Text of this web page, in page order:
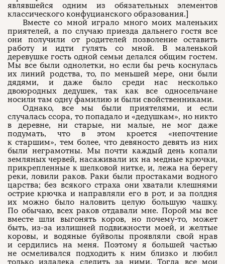
являвшейся одним из обязательных элементов
классического конфуцианского образования.]
Вместе со мной играло много моих маленьких
приятелей, а по случаю приезда дальнего гостя все
они получили от родителей позволение оставить
работу и идти гулять со мной. В маленькой
деревушке гость одной семьи делался общим гостем.
Мы все были однолетки, но если бы речь коснулась
их линий родства, то, по меньшей мере, они были
дядями, и даже было среди нас несколько
двоюродных дедушек, так как все односельчане
носили там одну фамилию и были свойственниками.
Однако, все мы были приятелями, и если
случалась ссора, то попадало и «дедушкам», но никто
в деревне, ни старые, ни малые, не мог даже
подумать, что в этом кроется «непочтение
к старшим», тем более, что девяносто девять из них
были неграмотны. Мы почти каждый день копали
земляных червей, насаживали их на медные крючки,
прикрепленные к шелковой нитке, и, лежа на берегу
реки, ловили раков. Раки были простаками водного
царства; без всякого страха они хватали клешнями
острие крючка и направляли его в рот, и за полдня
их можно было наловить целую большую чашку.
По обычаю, всех раков отдавали мне. Порой мы все
вместе шли выгонять коров, но почему-то, может
быть, из-за излишней подвижности моей, и желтые
коровы, и водяные буйволы проявляли свой нрав
и сердились на меня. Поэтому я большей частью
не осмеливался подходить к ним близко и любил
только издалека следить за ними. Тогда все мои